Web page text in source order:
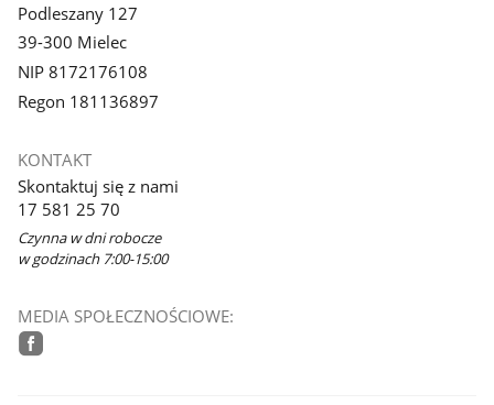
Podleszany 127
39-300 Mielec
NIP 8172176108
Regon 181136897
KONTAKT
Skontaktuj się z nami
17 581 25 70
Czynna w dni robocze
w godzinach 7:00-15:00
MEDIA SPOŁECZNOŚCIOWE: